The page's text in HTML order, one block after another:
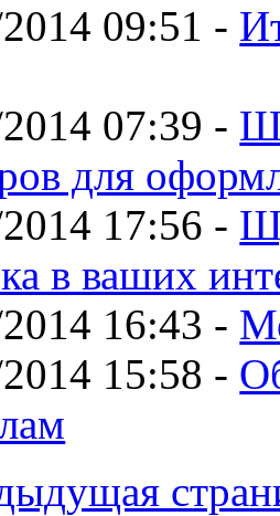
09:51 -
07:39 -
для
17:56 -
в ваших
16:43 -
15:58 -